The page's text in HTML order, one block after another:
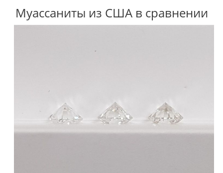
Муассаниты из США в сравнении